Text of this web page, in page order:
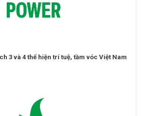
3 và 4 thể hiện trí tuệ, tầm vóc Việt Nam